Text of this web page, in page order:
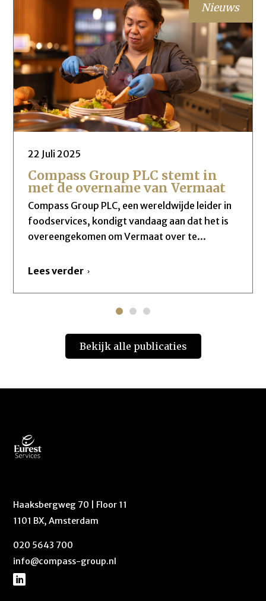
Nieuws
22 Juli 2025
Compass Group PLC stemt in
met de overname van Vermaat
Compass Group PLC, een wereldwijde leider in
foodservices, kondigt vandaag aan dat het is
overeengekomen om Vermaat over te...
Lees verder
Bekijk alle publicaties
Haaksbergweg 70 | Floor 11
1101 BX, Amsterdam
020 5643 700
info@compass-group.nl